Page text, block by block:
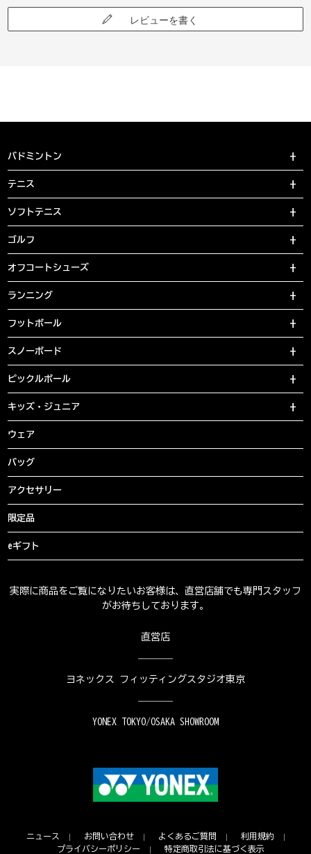
レビューを書く
バドミントン
テニス
ソフトテニス
ゴルフ
オフコートシューズ
ランニング
フットボール
スノーボード
ピックルボール
キッズ・ジュニア
ウェア
バッグ
アクセサリー
限定品
eギフト
実際に商品をご覧になりたいお客様は、直営店舗でも専門スタッフ
がお待ちしております。
直営店
ヨネックス フィッティングスタジオ東京
YONEX TOKYO/OSAKA SHOWROOM
ニュース お問い合わせ よくあるご質問
利用規約
プライバシーポリシー
特定商取引法に基づく表示